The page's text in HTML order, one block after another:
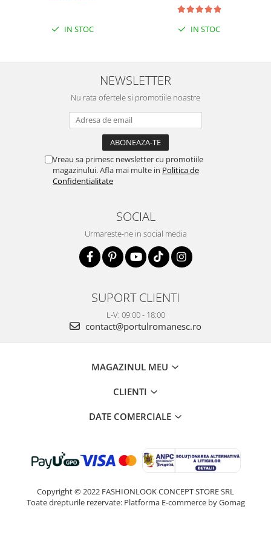
IN STOC IN STOC
NEWSLETTER
Nu rata ofertele si promotiile noastre
Vreau sa primesc newsletter cu promotiile
magazinului. Afla mai multe in Politica de
Confidentialitate
SOCIAL
Urmareste-ne in social media
SUPORT CLIENTI
L-V: 09:00 - 18:00
contact@portulromanesc.ro
MAGAZINUL MEU
CLIENTI
DATE COMERCIALE
Copyright © 2022 FASHIONLOOK CONCEPT STORE SRL
Toate drepturile rezervate: Platforma E-commerce by Gomag